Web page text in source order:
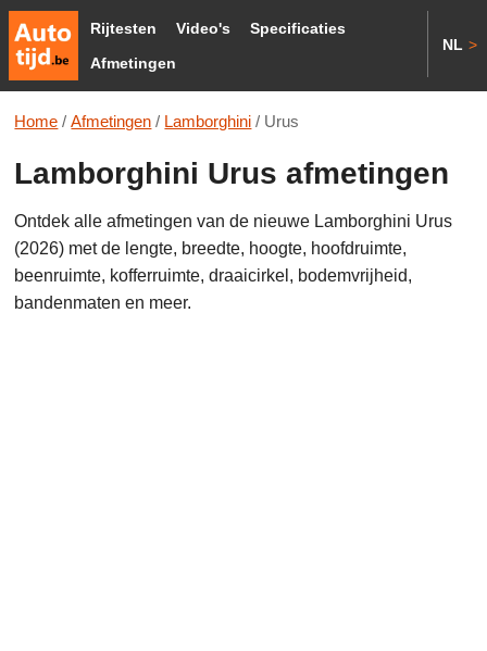
Rijtesten Video's
Specificaties
Afmetingen
NL >
Home / Afmetingen / Lamborghini / Urus
Lamborghini Urus afmetingen
Ontdek alle afmetingen van de nieuwe Lamborghini Urus
(2026) met de lengte, breedte, hoogte, hoofdruimte,
beenruimte, kofferruimte, draaicirkel, bodemvrijheid,
bandenmaten en meer.